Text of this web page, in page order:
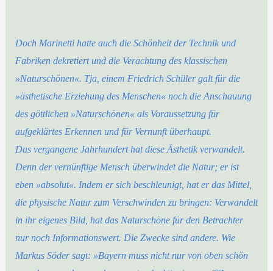
Doch Marinetti hatte auch die Schönheit der Technik und
Fabriken dekretiert und die Verachtung des klassischen
»Naturschönen«. Tja, einem Friedrich Schiller galt für die
»ästhetische Erziehung des Menschen« noch die Anschauung
des göttlichen »Naturschönen« als Voraussetzung für
aufgeklärtes Erkennen und für Vernunft überhaupt.
Das vergangene Jahrhundert hat diese Ästhetik verwandelt.
Denn der vernünftige Mensch überwindet die Natur; er ist
eben »absolut«. Indem er sich beschleunigt, hat er das Mittel,
die physische Natur zum Verschwinden zu bringen: Verwandelt
in ihr eigenes Bild, hat das Naturschöne für den Betrachter
nur noch Informationswert. Die Zwecke sind andere. Wie
Markus Söder sagt: »Bayern muss nicht nur von oben schön